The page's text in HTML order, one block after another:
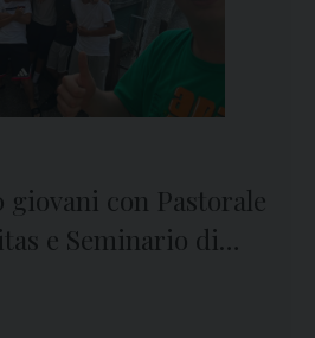
giovani con Pastorale
e Seminario di